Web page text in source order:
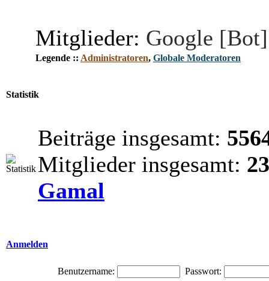
Mitglieder: Google [Bot]
Legende :: Administratoren, Globale Moderatoren
Statistik
Beiträge insgesamt:
Mitglieder insgesamt:
Gamal
Anmelden
Benutzername: Passwort: